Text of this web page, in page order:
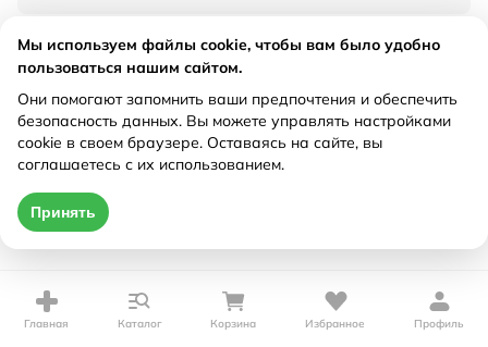
Характеристики
Рецепт Не требуется
Цена действительна только при оформлении онлайн
от 131,14 ₽
Главная Каталог Корзина Избранное Профиль
Мы используем файлы cookie, чтобы вам было удобно
пользоваться нашим сайтом.
Они помогают запомнить ваши предпочтения и обеспечить
безопасность данных. Вы можете управлять настройками
cookie в своем браузере. Оставаясь на сайте, вы
соглашаетесь с их использованием.
Принять